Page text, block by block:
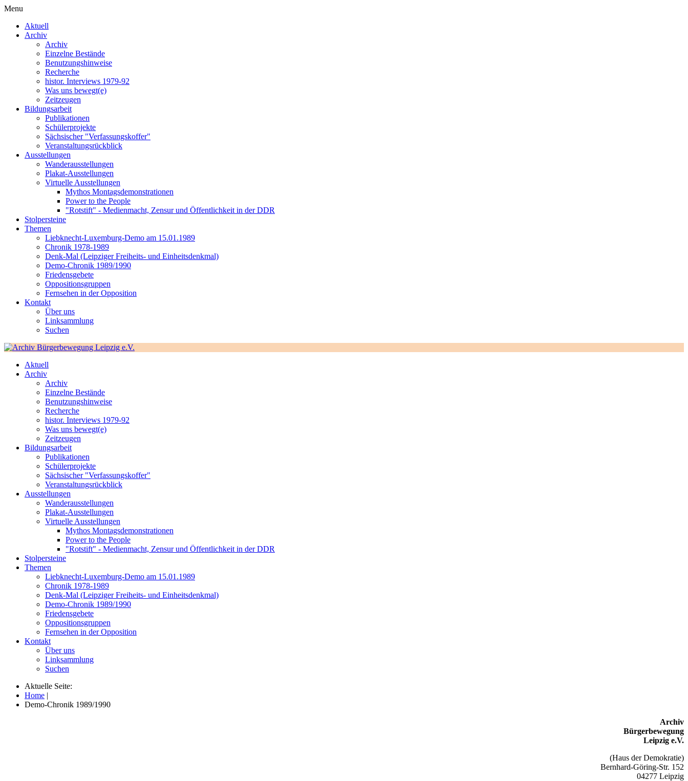
Menu
Aktuell
Archiv
Archiv
Einzelne Bestände
Benutzungshinweise
Recherche
histor. Interviews 1979-92
Was uns bewegt(e)
Zeitzeugen
Bildungsarbeit
Publikationen
Schülerprojekte
Sächsischer "Verfassungskoffer"
Veranstaltungsrückblick
Ausstellungen
Wanderausstellungen
Plakat-Ausstellungen
Virtuelle Ausstellungen
Mythos Montagsdemonstrationen
Power to the People
"Rotstift" - Medienmacht, Zensur und Öffentlichkeit in der DDR
Stolpersteine
Themen
Liebknecht-Luxemburg-Demo am 15.01.1989
Chronik 1978-1989
Denk-Mal (Leipziger Freiheits- und Einheitsdenkmal)
Demo-Chronik 1989/1990
Friedensgebete
Oppositionsgruppen
Fernsehen in der Opposition
Kontakt
Über uns
Linksammlung
Suchen
Aktuell
Archiv
Archiv
Einzelne Bestände
Benutzungshinweise
Recherche
histor. Interviews 1979-92
Was uns bewegt(e)
Zeitzeugen
Bildungsarbeit
Publikationen
Schülerprojekte
Sächsischer "Verfassungskoffer"
Veranstaltungsrückblick
Ausstellungen
Wanderausstellungen
Plakat-Ausstellungen
Virtuelle Ausstellungen
Mythos Montagsdemonstrationen
Power to the People
"Rotstift" - Medienmacht, Zensur und Öffentlichkeit in der DDR
Stolpersteine
Themen
Liebknecht-Luxemburg-Demo am 15.01.1989
Chronik 1978-1989
Denk-Mal (Leipziger Freiheits- und Einheitsdenkmal)
Demo-Chronik 1989/1990
Friedensgebete
Oppositionsgruppen
Fernsehen in der Opposition
Kontakt
Über uns
Linksammlung
Suchen
Aktuelle Seite:
Home |
Demo-Chronik 1989/1990
Archiv
Bürgerbewegung
Leipzig e.V.
(Haus der Demokratie)
Bernhard-Göring-Str. 152
04277 Leipzig